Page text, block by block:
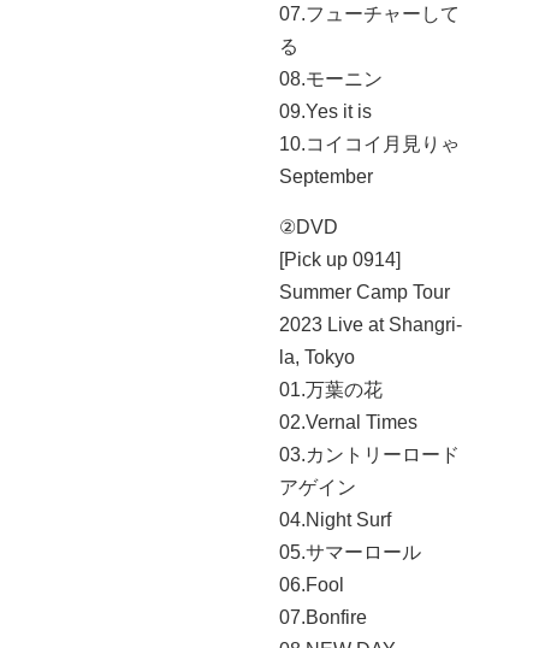
07.フューチャーして
る
08.モーニン
09.Yes it is
10.コイコイ月見りゃ
September
②DVD
[Pick up 0914]
Summer Camp Tour
2023 Live at Shangri-
la, Tokyo
01.万葉の花
02.Vernal Times
03.カントリーロード
アゲイン
04.Night Surf
05.サマーロール
06.Fool
07.Bonfire